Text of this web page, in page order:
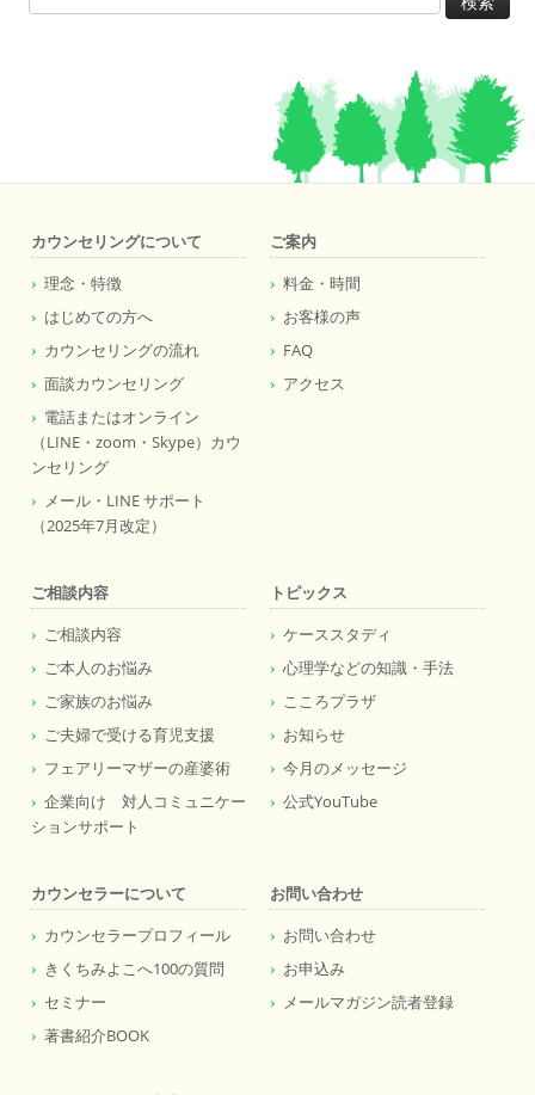
索:
カウンセリングについて
理念・特徴
はじめての方へ
カウンセリングの流れ
面談カウンセリング
電話またはオンライン
（LINE・zoom・Skype）カウ
ンセリング
メール・LINE サポート
（2025年7月改定）
ご案内
料金・時間
お客様の声
FAQ
アクセス
ご相談内容
ご相談内容
ご本人のお悩み
ご家族のお悩み
ご夫婦で受ける育児支援
フェアリーマザーの産婆術
企業向け 対人コミュニケー
ションサポート
トピックス
ケーススタディ
心理学などの知識・手法
こころプラザ
お知らせ
今月のメッセージ
公式YouTube
カウンセラーについて
カウンセラープロフィール
きくちみよこへ100の質問
セミナー
著書紹介BOOK
お問い合わせ
お問い合わせ
お申込み
メールマガジン読者登録